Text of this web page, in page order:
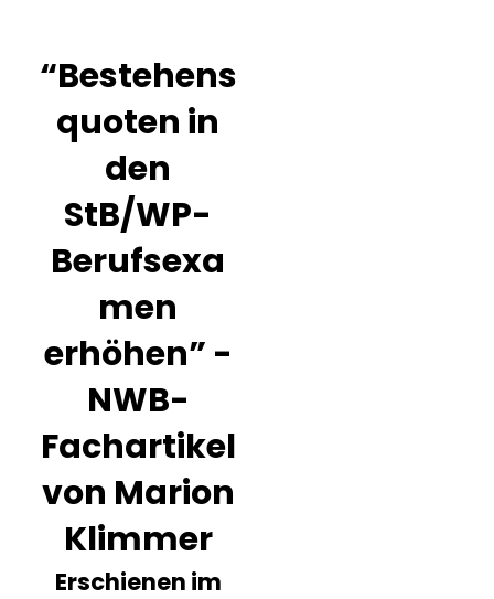
“Bestehens
quoten in
den
StB/WP-
Berufsexa
men
erhöhen” -
NWB-
Fachartikel
von Marion
Klimmer
Erschienen im